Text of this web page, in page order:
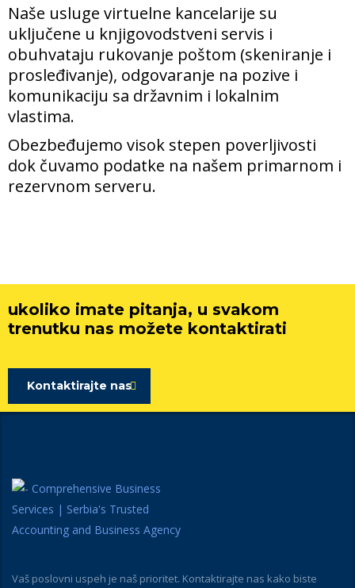
Naše usluge virtuelne kancelarije su
uključene u knjigovodstveni servis i
obuhvataju rukovanje poštom (skeniranje i
prosleđivanje), odgovaranje na pozive i
komunikaciju sa državnim i lokalnim
vlastima.
Obezbeđujemo visok stepen poverljivosti
dok čuvamo podatke na našem primarnom i
rezervnom serveru.
ukoliko imate pitanja, u svakom
trenutku nas možete kontaktirati
Kontaktirajte nas
Vaš poslovni uspeh je naš prioritet. Kontaktirajte nas kako biste